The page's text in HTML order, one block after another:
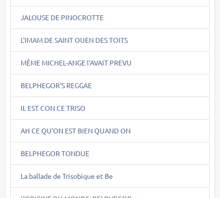
JALOUSE DE PINOCROTTE
L'IMAM DE SAINT OUEN DES TOITS
MÊME MICHEL-ANGE l'AVAIT PREVU
BELPHEGOR'S REGGAE
IL EST CON CE TRISO
AH CE QU'ON EST BIEN QUAND ON
BELPHEGOR TONDUE
La ballade de Trisobique et Be